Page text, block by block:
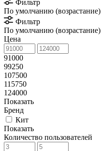
Фильтр
По умолчанию (возрастание)
Фильтр
По умолчанию (возрастание)
Цена
91000
99250
107500
115750
124000
Показать
Бренд
Кит
Показать
Количество пользователей